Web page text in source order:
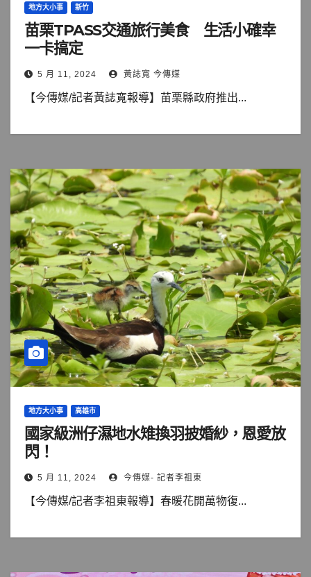
地方大小事 新竹
苗栗TPASS交通旅行美食 生活小確幸
一卡搞定
5 月 11, 2024 黃誌寬 今傳媒
【今傳媒/記者黃誌寬報導】苗栗縣政府推出...
地方大小事 高雄市
國家級洲仔濕地水雉換羽披婚紗，恩愛放
閃！
5 月 11, 2024 今傳媒- 記者李祖東
【今傳媒/記者李祖東報導】春暖花開萬物復...